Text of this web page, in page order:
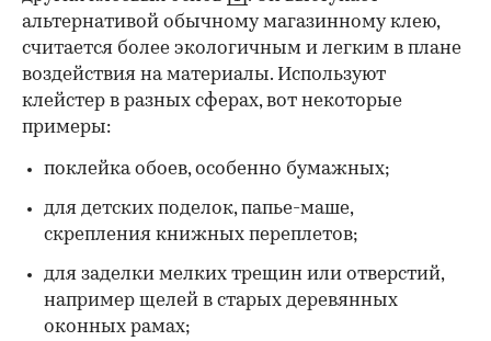
00:00 / 00:00
альтернативой обычному магазинному клею,
считается более экологичным и легким в плане
воздействия на материалы. Используют
клейстер в разных сферах, вот некоторые
примеры:
поклейка обоев, особенно бумажных;
для детских поделок, папье-маше,
скрепления книжных переплетов;
для заделки мелких трещин или отверстий,
например щелей в старых деревянных
оконных рамах;